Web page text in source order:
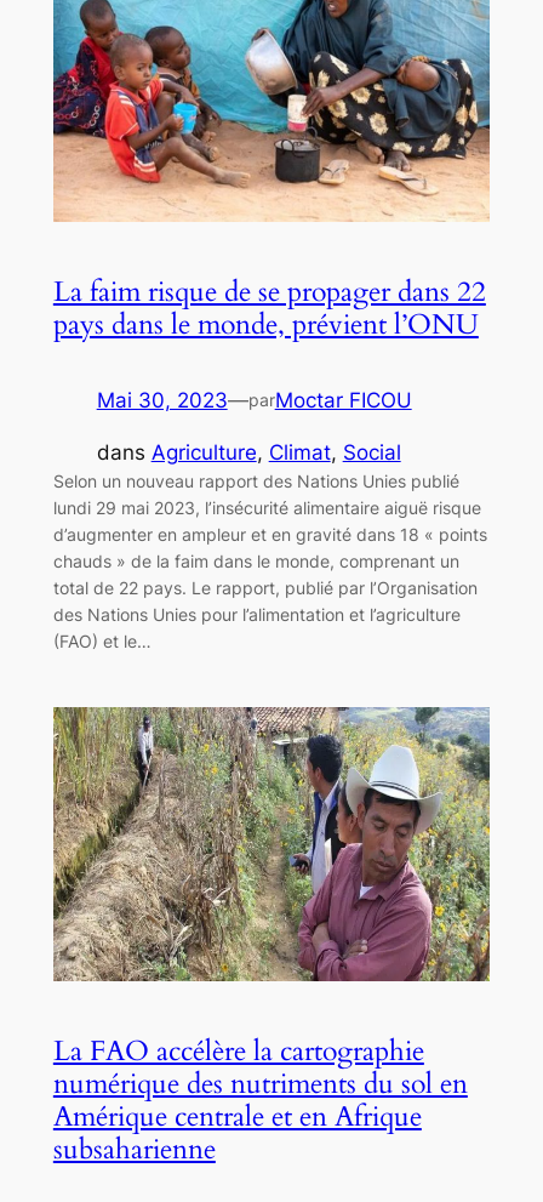
La faim risque de se propager dans 22
pays dans le monde, prévient l’ONU
Mai 30, 2023—parMoctar FICOU
dans Agriculture, Climat, Social
Selon un nouveau rapport des Nations Unies publié
lundi 29 mai 2023, l’insécurité alimentaire aiguë risque
d’augmenter en ampleur et en gravité dans 18 « points
chauds » de la faim dans le monde, comprenant un
total de 22 pays. Le rapport, publié par l’Organisation
des Nations Unies pour l’alimentation et l’agriculture
(FAO) et le…
La FAO accélère la cartographie
numérique des nutriments du sol en
Amérique centrale et en Afrique
subsaharienne